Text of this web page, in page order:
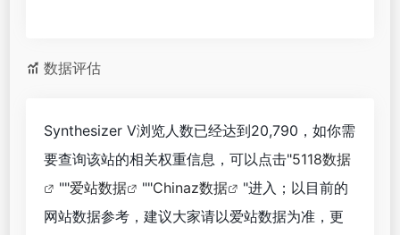
数据评估
Synthesizer V浏览人数已经达到20,790，如你需
要查询该站的相关权重信息，可以点击"5118数据
""爱站数据 ""Chinaz数据
"进入；以目前的
网站数据参考，建议大家请以爱站数据为准，更